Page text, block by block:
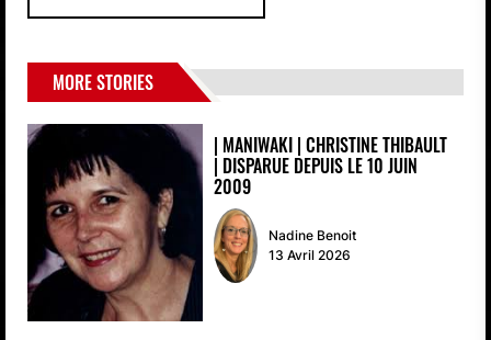
MORE STORIES
| MANIWAKI | CHRISTINE THIBAULT
| DISPARUE DEPUIS LE 10 JUIN
2009
Nadine Benoit
13 Avril 2026